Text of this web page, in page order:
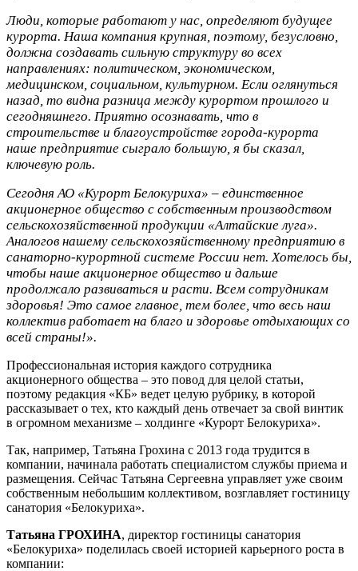
Люди, которые работают у нас, определяют будущее
курорта. Наша компания крупная, поэтому, безусловно,
должна создавать сильную структуру во всех
направлениях: политическом, экономическом,
медицинском, социальном, культурном. Если оглянуться
назад, то видна разница между курортом прошлого и
сегодняшнего. Приятно осознавать, что в
строительстве и благоустройстве города-курорта
наше предприятие сыграло большую, я бы сказал,
ключевую роль.
Сегодня АО «Курорт Белокуриха» – единственное
акционерное общество с собственным производством
сельскохозяйственной продукции «Алтайские луга».
Аналогов нашему сельскохозяйственному предприятию в
санаторно-курортной системе России нет. Хотелось бы,
чтобы наше акционерное общество и дальше
продолжало развиваться и расти. Всем сотрудникам
здоровья! Это самое главное, тем более, что весь наш
коллектив работает на благо и здоровье отдыхающих со
всей страны!».
Профессиональная история каждого сотрудника
акционерного общества – это повод для целой статьи,
поэтому редакция «КБ» ведет целую рубрику, в которой
рассказывает о тех, кто каждый день отвечает за свой винтик
в огромном механизме – холдинге «Курорт Белокуриха».
Так, например, Татьяна Грохина с 2013 года трудится в
компании, начинала работать специалистом службы приема и
размещения. Сейчас Татьяна Сергеевна управляет уже своим
собственным небольшим коллективом, возглавляет гостиницу
санатория «Белокуриха».
Татьяна ГРОХИНА, директор гостиницы санатория
«Белокуриха» поделилась своей историей карьерного роста в
компании: